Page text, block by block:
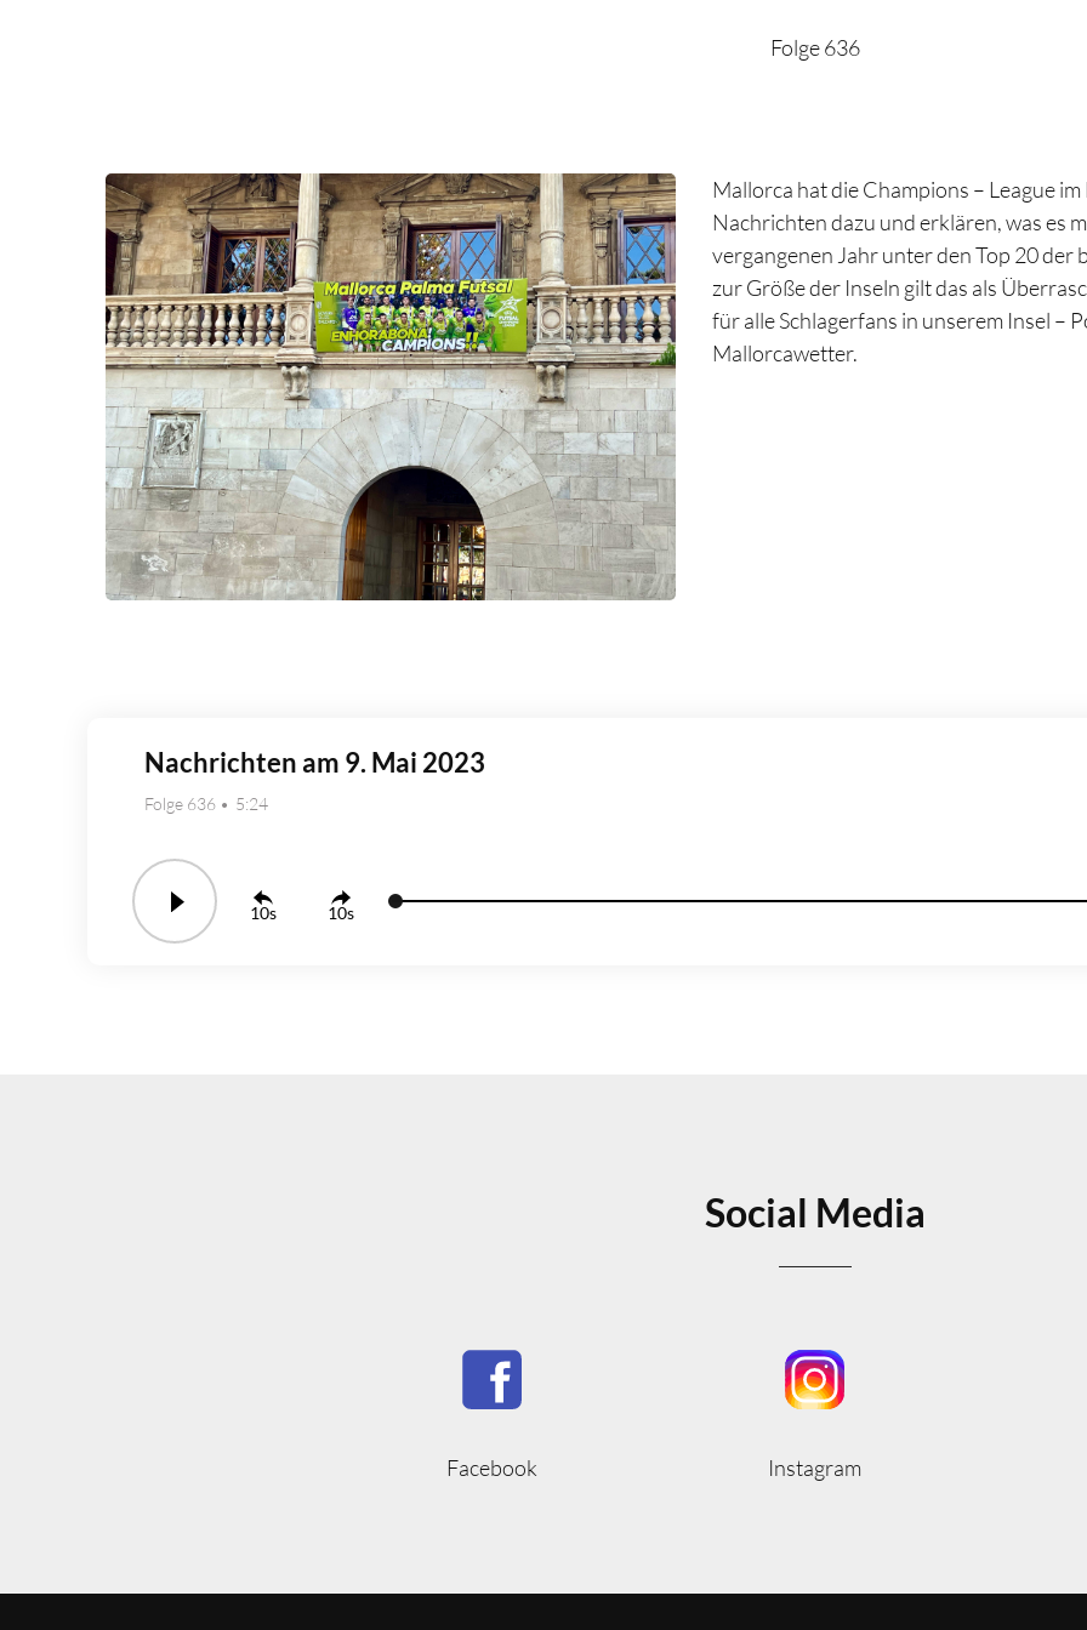
Folge 636
Mallorca hat die Champions – League
Nachrichten dazu und erklären, was es
vergangenen Jahr unter den Top 20 der
zur Größe der Inseln gilt das als
für alle Schlagerfans in unserem Insel –
Mallorcawetter.
Nachrichten am 9. Mai 2023
Folge 636 5:24
10 10
Social Media
Facebook Instagram